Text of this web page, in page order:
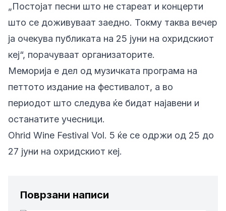
„Постојат песни што не стареат и концерти
што се доживуваат заедно. Токму таква вечер
ја очекува публиката на 25 јуни на охридскиот
кеј“, порачуваат организаторите.
Меморија е дел од музичката програма на
петтото издание на фестивалот, а во
периодот што следува ќе бидат најавени и
останатите учесници.
Ohrid Wine Festival Vol. 5 ќе се одржи од 25 до
27 јуни на охридскиот кеј.
Поврзани написи